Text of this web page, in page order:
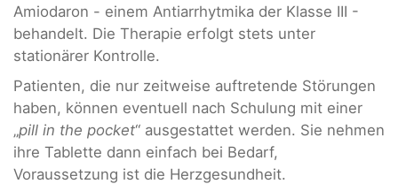
Amiodaron - einem Antiarrhytmika der Klasse III -
behandelt. Die Therapie erfolgt stets unter
stationärer Kontrolle.
Patienten, die nur zeitweise auftretende Störungen
haben, können eventuell nach Schulung mit einer
„pill in the pocket“ ausgestattet werden. Sie nehmen
ihre Tablette dann einfach bei Bedarf,
Voraussetzung ist die Herzgesundheit.